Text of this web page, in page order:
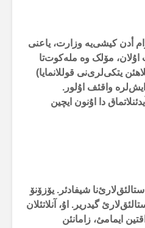
أدن کیشی‌یە وزارت، یاعنی
اۇلان، مۆلک وە ملەکوت‌تا
یتکی‌لری‌نی قوللانمایا)
واقئف اۇلور.
دا اۇنون ایچین
شیفادئر. یۆزۆنۆ
گیدریر. اۇ، آنلاتئلان
ایمامئ، زامانئن